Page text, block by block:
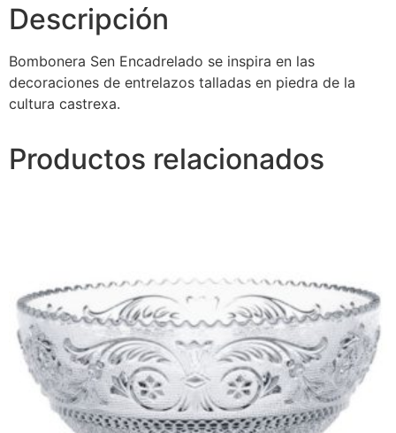
Descripción
Bombonera Sen Encadrelado se inspira en las
decoraciones de entrelazos talladas en piedra de la
cultura castrexa.
Productos relacionados